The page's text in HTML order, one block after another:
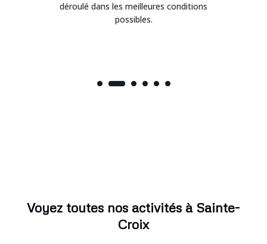
déroulé dans les meilleures conditions
possibles.
Voyez toutes nos activités à Sainte-
Croix